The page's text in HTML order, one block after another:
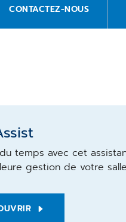
CONTACTEZ-NOUS
temps avec cet
gestion de votre